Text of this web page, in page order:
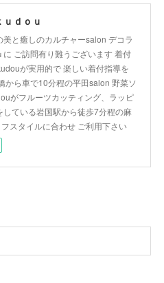
ｄｏｕ
美と癒しのカルチャーsalon デコラ
に ご訪問有り難うございます 着付
が実用的で 楽しい着付指導を
から車で10分程の平田salon 野菜ソ
がフルーツカッティング、ラッピ
している岩国駅から徒歩7分程の麻
スタイルに合わせ ご利用下さい